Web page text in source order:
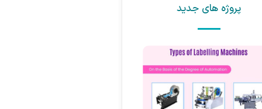
پروژه های جدید